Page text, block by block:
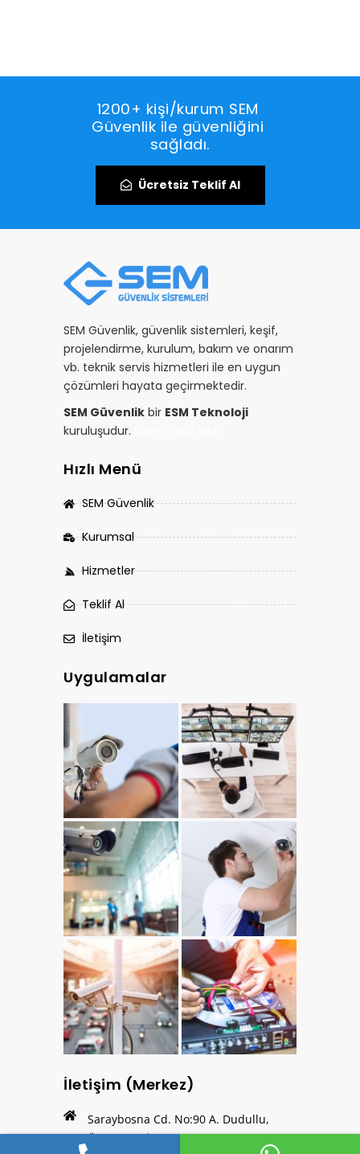
1200+ kişi/kurum SEM
Güvenlik ile güvenliğini
sağladı.
Ücretsiz Teklif Al
SEM Güvenlik, güvenlik sistemleri, keşif,
projelendirme, kurulum, bakım ve onarım
vb. teknik servis hizmetleri ile en uygun
çözümleri hayata geçirmektedir.
SEM Güvenlik bir ESM Teknoloji
kuruluşudur.
Hızlı Menü
SEM Güvenlik
Kurumsal
Hizmetler
Teklif Al
İletişim
Uygulamalar
İletişim (Merkez)
Saraybosna Cd. No:90 A. Dudullu,